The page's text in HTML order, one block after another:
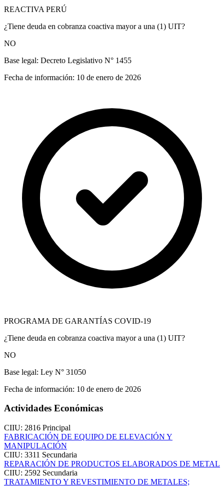
REACTIVA PERÚ
¿Tiene deuda en cobranza coactiva mayor a una (1) UIT?
NO
Base legal: Decreto Legislativo N° 1455
Fecha de información: 10 de enero de 2026
PROGRAMA DE GARANTÍAS COVID-19
¿Tiene deuda en cobranza coactiva mayor a una (1) UIT?
NO
Base legal: Ley N° 31050
Fecha de información: 10 de enero de 2026
Actividades Económicas
CIIU: 2816 Principal
FABRICACIÓN DE EQUIPO DE ELEVACIÓN Y
MANIPULACIÓN
CIIU: 3311 Secundaria
REPARACIÓN DE PRODUCTOS ELABORADOS DE METAL
CIIU: 2592 Secundaria
TRATAMIENTO Y REVESTIMIENTO DE METALES;